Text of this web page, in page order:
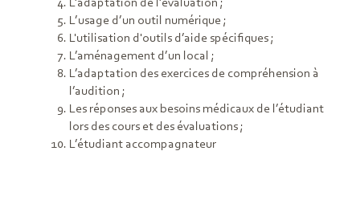
L’adaptation de l’évaluation ;
L’usage d’un outil numérique ;
L'utilisation d'outils d’aide spécifiques ;
L’aménagement d’un local ;
L’adaptation des exercices de compréhension à
l’audition ;
Les réponses aux besoins médicaux de l’étudiant
lors des cours et des évaluations ;
L’étudiant accompagnateur